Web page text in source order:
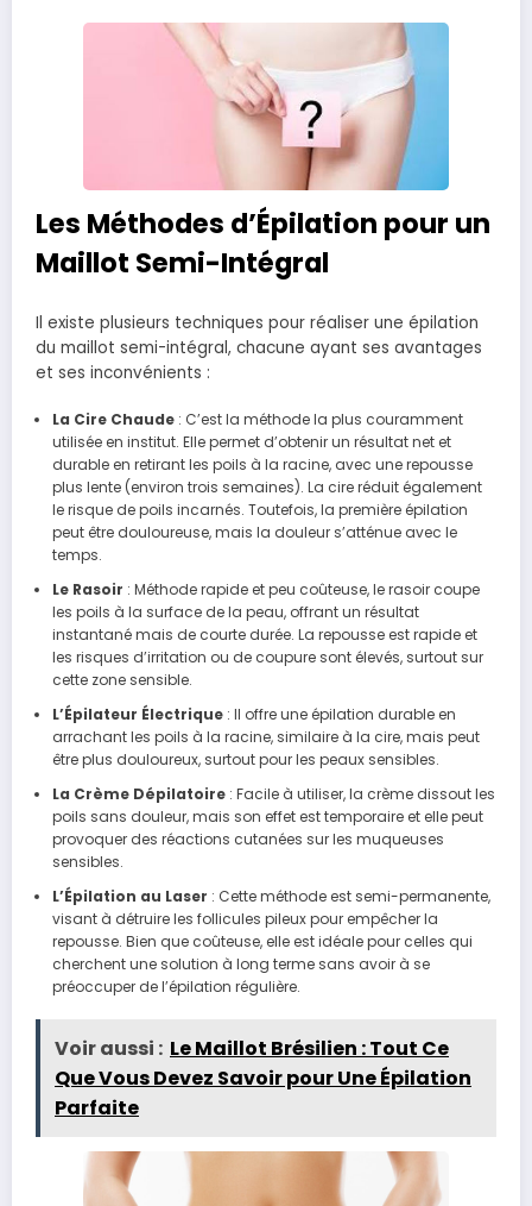
Les Méthodes d’Épilation pour un
Maillot Semi-Intégral
Il existe plusieurs techniques pour réaliser une épilation
du maillot semi-intégral, chacune ayant ses avantages
et ses inconvénients :
La Cire Chaude: C’est la méthode la plus couramment
utilisée en institut. Elle permet d’obtenir un résultat net et
durable en retirant les poils à la racine, avec une repousse
plus lente (environ trois semaines). La cire réduit également
le risque de poils incarnés. Toutefois, la première épilation
peut être douloureuse, mais la douleur s’atténue avec le
temps.
Le Rasoir : Méthode rapide et peu coûteuse, le rasoir coupe
les poils à la surface de la peau, offrant un résultat
instantané mais de courte durée. La repousse est rapide et
les risques d’irritation ou de coupure sont élevés, surtout sur
cette zone sensible.
L’Épilateur Électrique: Il offre une épilation durable en
arrachant les poils à la racine, similaire à la cire, mais peut
être plus douloureux, surtout pour les peaux sensibles.
La Crème Dépilatoire: Facile à utiliser, la crème dissout les
poils sans douleur, mais son effet est temporaire et elle peut
provoquer des réactions cutanées sur les muqueuses
sensibles.
L’Épilation au Laser : Cette méthode est semi-permanente,
visant à détruire les follicules pileux pour empêcher la
repousse. Bien que coûteuse, elle est idéale pour celles qui
cherchent une solution à long terme sans avoir à se
préoccuper de l’épilation régulière.
Voir aussi : Le Maillot Brésilien : Tout Ce
Que Vous Devez Savoir pour Une Épilation
Parfaite